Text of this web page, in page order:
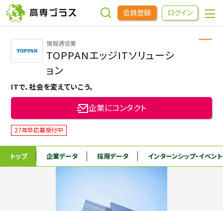
会員登録 ログイン
企業をさがす
進学先をさがす
インターンシップ・イベントをさがす
高専OBOGをさがす
高専生コミュニティ
情報通信業
TOPPANエッジITソリューシ
ョン
ITで、社会を変えていこう。
企業にコンタクト
27年卒応募受付中
トップ 企業データ 採用データ インターンシップ・イベン